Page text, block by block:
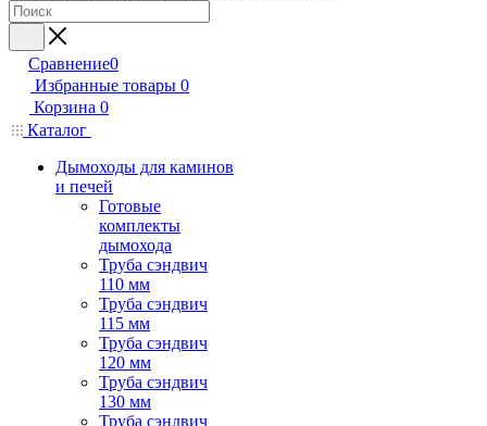
Сравнение0
Избранные товары 0
Корзина 0
Каталог
Дымоходы для каминов
и печей
Готовые
комплекты
дымохода
Труба сэндвич
110 мм
Труба сэндвич
115 мм
Труба сэндвич
120 мм
Труба сэндвич
130 мм
Труба сэндвич